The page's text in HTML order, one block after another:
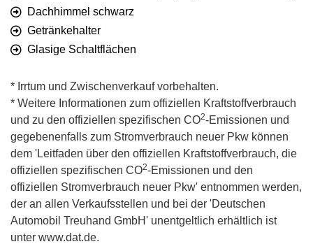
Dachhimmel schwarz
Getränkehalter
Glasige Schaltflächen
* Irrtum und Zwischenverkauf vorbehalten.
* Weitere Informationen zum offiziellen Kraftstoffverbrauch
und zu den offiziellen spezifischen CO2-Emissionen und
gegebenenfalls zum Stromverbrauch neuer Pkw können
dem 'Leitfaden über den offiziellen Kraftstoffverbrauch, die
offiziellen spezifischen CO2-Emissionen und den
offiziellen Stromverbrauch neuer Pkw' entnommen werden,
der an allen Verkaufsstellen und bei der 'Deutschen
Automobil Treuhand GmbH' unentgeltlich erhältlich ist
unter www.dat.de.